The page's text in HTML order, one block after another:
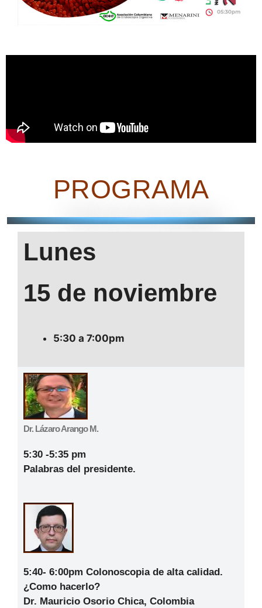
PROGRAMA
Lunes
15 de noviembre
5:30 a 7:00pm
Dr. Lázaro Arango M.
5:30 -5:35 pm
Palabras del presidente.
5:40- 6:00pm Colonoscopia de alta calidad.
¿Como hacerlo?
Dr. Mauricio Osorio Chica, Colombia